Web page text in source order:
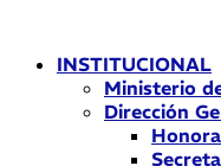
contenidoINSTITUCIONAL
Ministerio
Dirección